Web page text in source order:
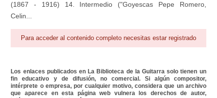
(1867 - 1916) 14. Intermedio ("Goyescas Pepe Romero,
Celin...
Para acceder al contenido completo necesitas estar registrado
Los enlaces publicados en La Biblioteca de la Guitarra solo tienen un
fin educativo y de difusión, no comercial. Si algún compositor,
intérprete o empresa, por cualquier motivo, considera que un archivo
que aparece en esta página web vulnera los derechos de autor,